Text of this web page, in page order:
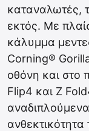
καταναλωτές,
εκτός. Με
κάλυμμα
Corning®
οθόνη και στο
Flip4 και Z